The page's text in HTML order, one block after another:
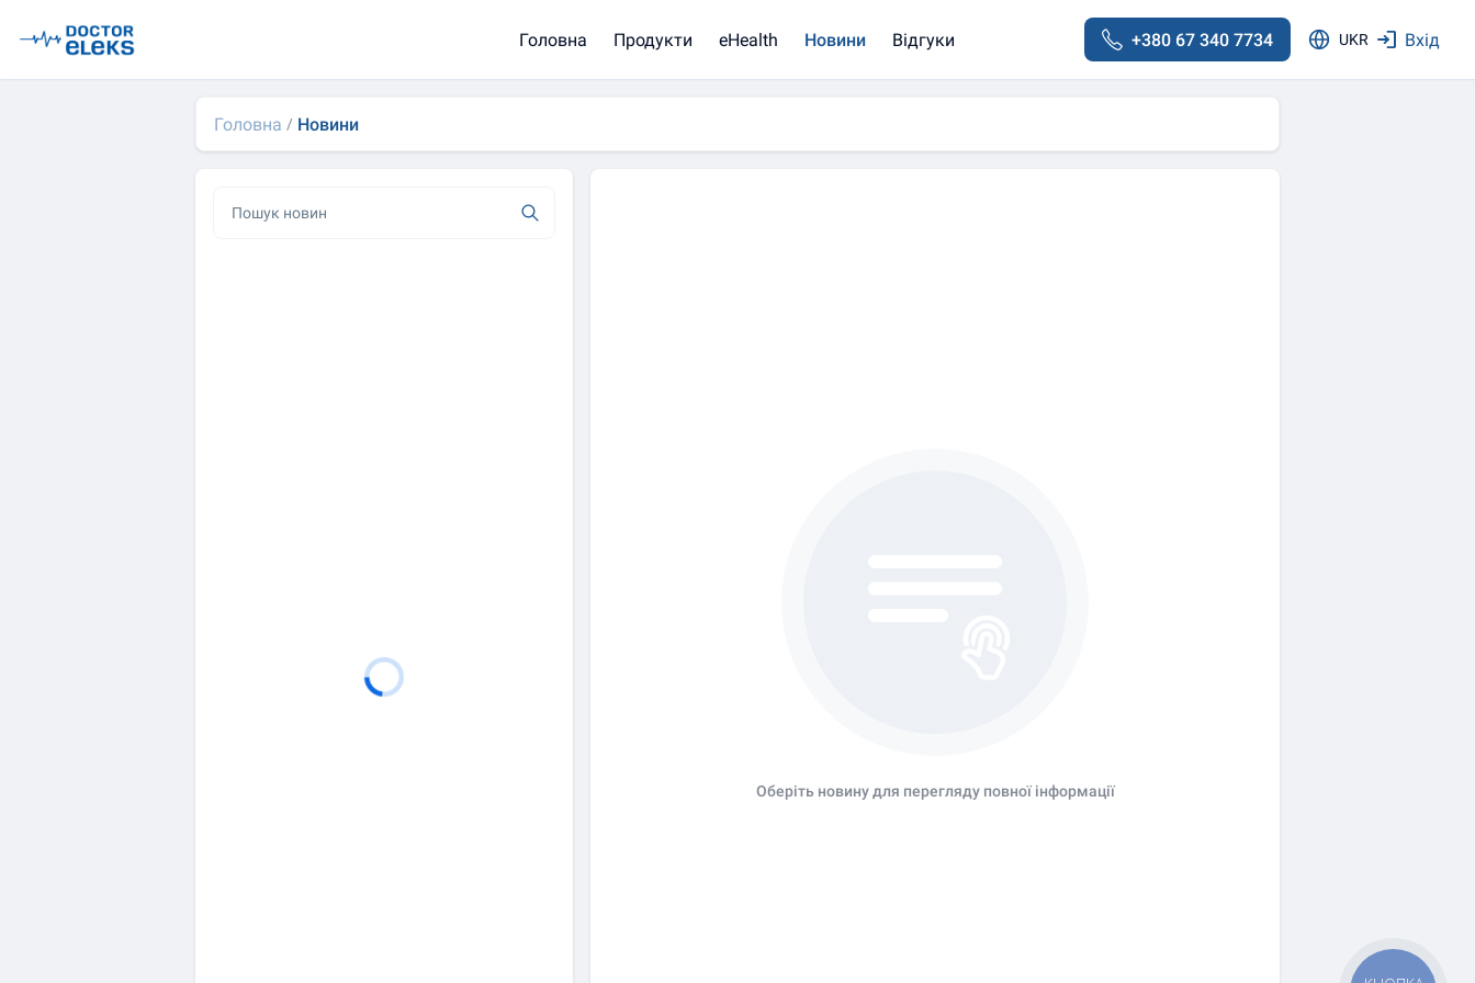
Головна / Новини
Оберіть новину для перегляду повної інформації
Головна Продукти eHealth Новини Відгуки +380 67 340 7734 UKR Вхід